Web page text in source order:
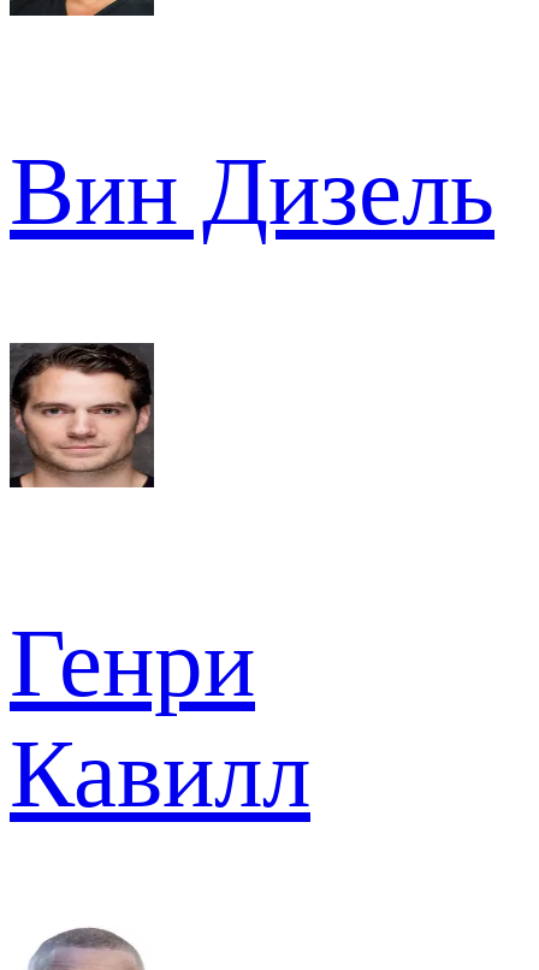
Вин Дизель
Генри
Кавилл